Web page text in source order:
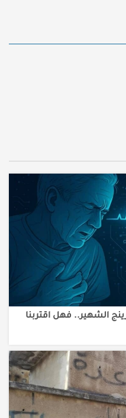
الشهير.. فهل اقتربنا